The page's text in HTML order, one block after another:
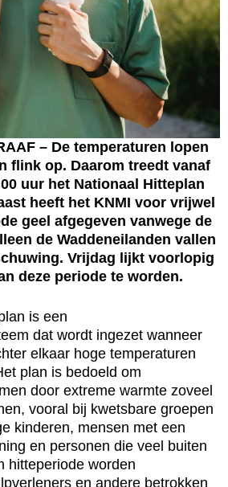
– De temperaturen lopen
flink op. Daarom treedt vanaf
uur het Nationaal Hitteplan
heeft het KNMI voor vrijwel
geel afgegeven vanwege de
de Waddeneilanden vallen
Vrijdag lijkt voorlopig
deze periode te worden.
is een
dat wordt ingezet wanneer
elkaar hoge temperaturen
plan is bedoeld om
door extreme warmte zoveel
vooral bij kwetsbare groepen
kinderen, mensen met een
en personen die veel buiten
hitteperiode worden
en andere betrokken